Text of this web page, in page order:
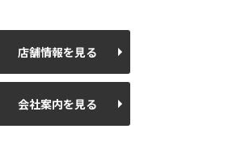
店舗情報を見る
会社案内を見る